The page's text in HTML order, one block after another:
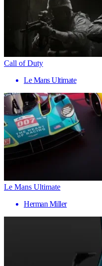
Call of Duty
Le Mans Ultimate
Le Mans Ultimate
Herman Miller